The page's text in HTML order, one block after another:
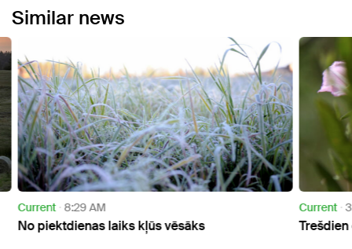
Similar news
Current 3:17 PM
Trešdien gaiss kļūs nedaudz karstāks